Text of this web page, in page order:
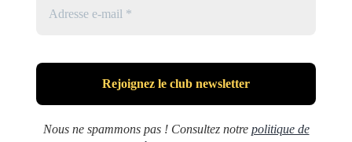
Nous ne spammons pas ! Consultez notre politique de